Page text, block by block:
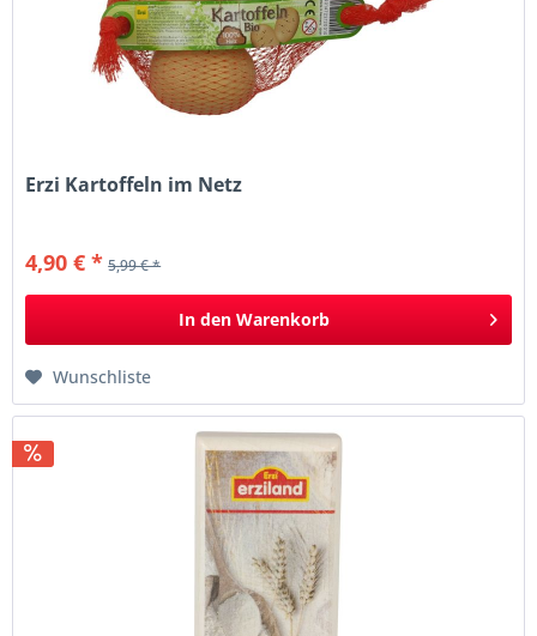
Erzi Kartoffeln im Netz
4,90 € * 5,99 € *
In den Warenkorb
Wunschliste